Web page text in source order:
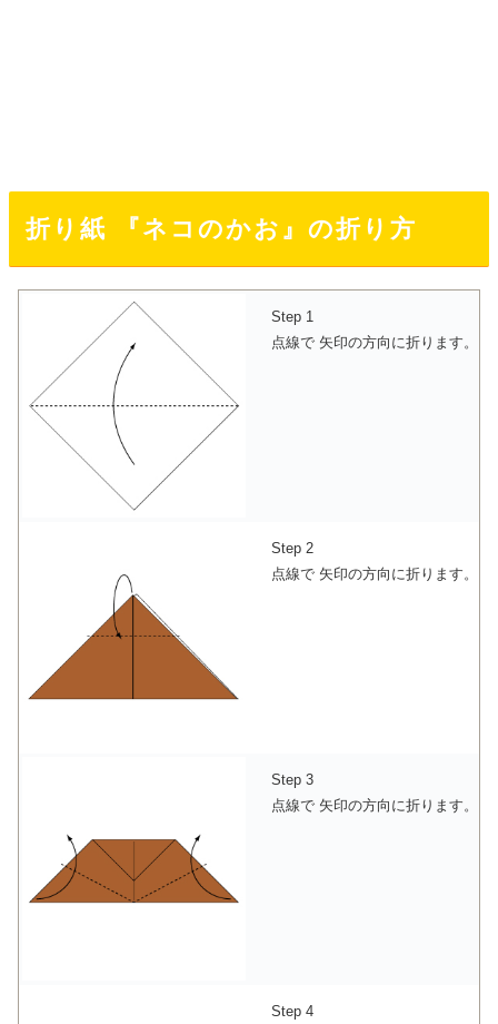
折り紙 『ネコのかお』の折り方
Step 1
点線で 矢印の方向に折ります。
Step 2
点線で 矢印の方向に折ります。
Step 3
点線で 矢印の方向に折ります。
Step 4